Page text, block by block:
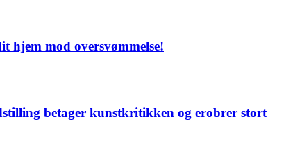
mod oversvømmelse!
betager kunstkritikken og erobrer stort